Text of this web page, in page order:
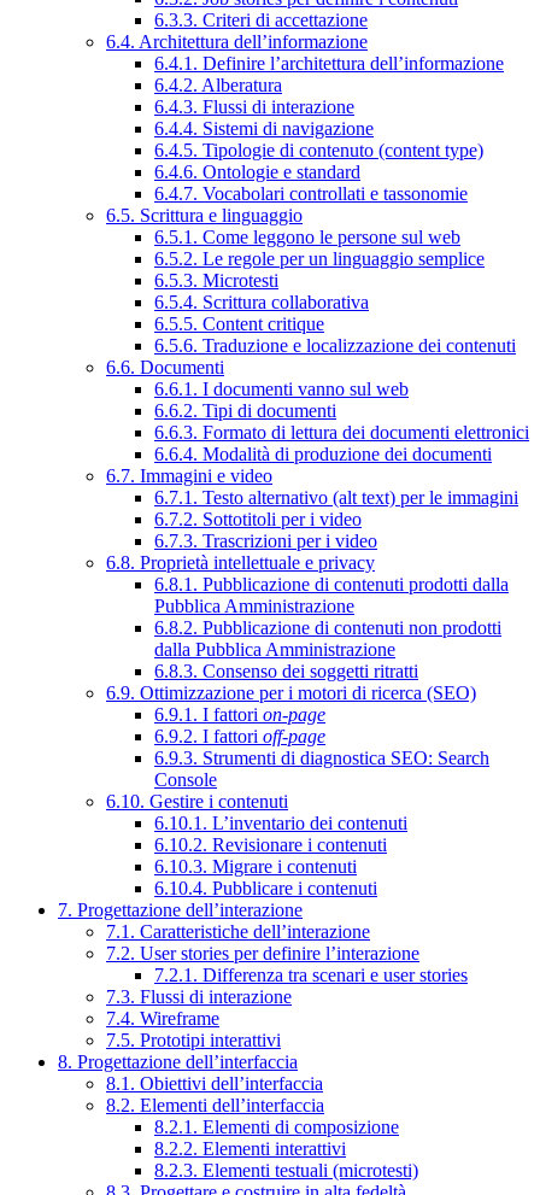
6.3.3. Criteri di accettazione
6.4. Architettura dell’informazione
6.4.1. Definire l’architettura dell’informazione
6.4.2. Alberatura
6.4.3. Flussi di interazione
6.4.4. Sistemi di navigazione
6.4.5. Tipologie di contenuto (content type)
6.4.6. Ontologie e standard
6.4.7. Vocabolari controllati e tassonomie
6.5. Scrittura e linguaggio
6.5.1. Come leggono le persone sul web
6.5.2. Le regole per un linguaggio semplice
6.5.3. Microtesti
6.5.4. Scrittura collaborativa
6.5.5. Content critique
6.5.6. Traduzione e localizzazione dei contenuti
6.6. Documenti
6.6.1. I documenti vanno sul web
6.6.2. Tipi di documenti
6.6.3. Formato di lettura dei documenti elettronici
6.6.4. Modalità di produzione dei documenti
6.7. Immagini e video
6.7.1. Testo alternativo (alt text) per le immagini
6.7.2. Sottotitoli per i video
6.7.3. Trascrizioni per i video
6.8. Proprietà intellettuale e privacy
6.8.1. Pubblicazione di contenuti prodotti dalla
Pubblica Amministrazione
6.8.2. Pubblicazione di contenuti non prodotti
dalla Pubblica Amministrazione
6.8.3. Consenso dei soggetti ritratti
6.9. Ottimizzazione per i motori di ricerca (SEO)
6.9.1. I fattori on-page
6.9.2. I fattori off-page
6.9.3. Strumenti di diagnostica SEO: Search
Console
6.10. Gestire i contenuti
6.10.1. L’inventario dei contenuti
6.10.2. Revisionare i contenuti
6.10.3. Migrare i contenuti
6.10.4. Pubblicare i contenuti
7. Progettazione dell’interazione
7.1. Caratteristiche dell’interazione
7.2. User stories per definire l’interazione
7.2.1. Differenza tra scenari e user stories
7.3. Flussi di interazione
7.4. Wireframe
7.5. Prototipi interattivi
8. Progettazione dell’interfaccia
8.1. Obiettivi dell’interfaccia
8.2. Elementi dell’interfaccia
8.2.1. Elementi di composizione
8.2.2. Elementi interattivi
8.2.3. Elementi testuali (microtesti)